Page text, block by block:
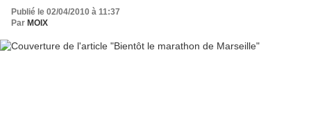
Publié le 02/04/2010 à 11:37
Par MOIX